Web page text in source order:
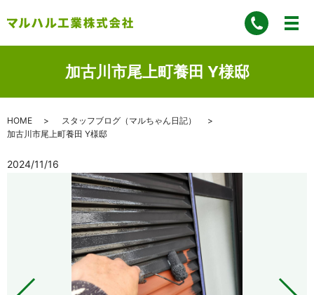
加古川市尾上町養田 Y様邸
HOME
スタッフブログ（マルちゃん日記）
加古川市尾上町養田 Y様邸
2024/11/16